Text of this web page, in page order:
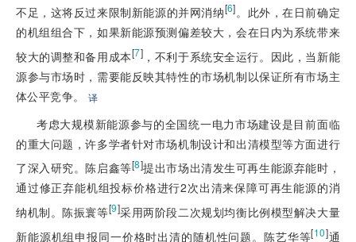
不足，这将反过来限制新能源的并网消纳[6]。此外，在日前确定
的机组组合下，如果新能源预测偏差较大，会在日内为系统带来
较大的调整和备用成本[7] ，不利于系统安全运行。因此，当新能
源参与市场时，需要能反映其特性的市场机制以保证所有市场主
体公平竞争。 译
考虑大规模新能源参与的全国统一电力市场建设是目前面临
的重大问题，许多学者针对市场机制设计和出清模型等方面进行
了深入研究。陈启鑫等[8]提出市场出清发生可再生能源弃能时，
通过修正弃能机组投标价格进行2次出清来保障可再生能源的消
纳机制。陈振寰等[9]采用两阶段二次规划均衡比例模型解决大量
新能源机组申报同一价格时出清的随机性问题。陈艺华等[10]通